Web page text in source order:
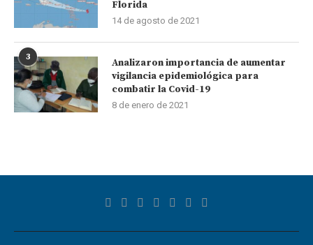
Florida
14 de agosto de 2021
3
Analizaron importancia de aumentar
vigilancia epidemiológica para
combatir la Covid-19
8 de enero de 2021